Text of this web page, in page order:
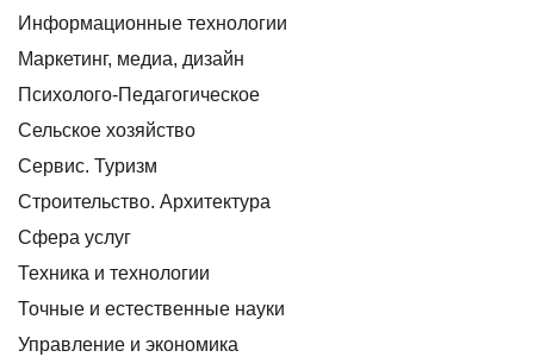
Информационные технологии
Маркетинг, медиа, дизайн
Психолого-Педагогическое
Сельское хозяйство
Сервис. Туризм
Строительство. Архитектура
Сфера услуг
Техника и технологии
Точные и естественные науки
Управление и экономика